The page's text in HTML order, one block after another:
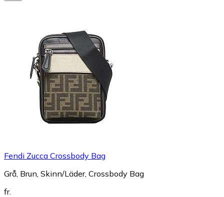
Fendi Zucca Crossbody Bag
Grå, Brun, Skinn/Läder, Crossbody Bag
fr.